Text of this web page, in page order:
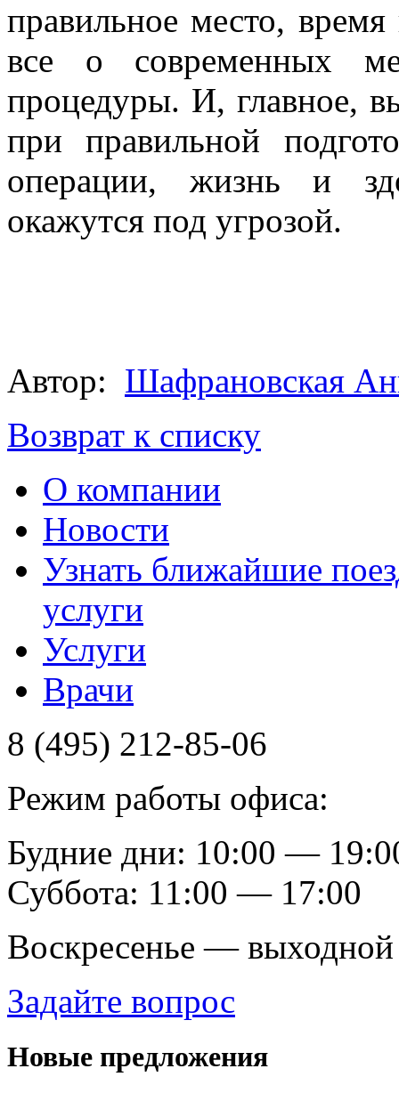
правильное место,
все о современных
процедуры. И, главное,
при правильной
операции, жизнь и
окажутся под угрозой.
Автор: Шафрановская
Возврат к списку
О компании
Новости
Узнать ближайшие
услуги
Услуги
Врачи
8 (495) 212-85-06
Режим работы офиса:
Будние дни: 10:00 —
Суббота: 11:00 — 17:00
Воскресенье — выходной
Задайте вопрос
Новые предложения